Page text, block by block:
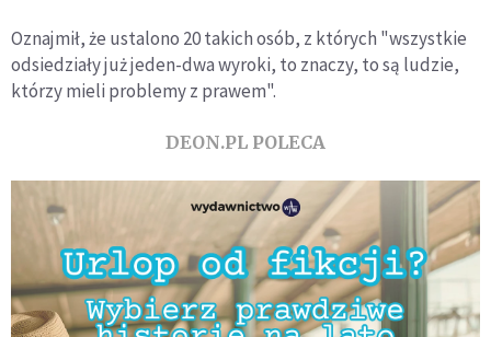
Oznajmił, że ustalono 20 takich osób, z których "wszystkie
odsiedziały już jeden-dwa wyroki, to znaczy, to są ludzie,
którzy mieli problemy z prawem".
DEON.PL POLECA